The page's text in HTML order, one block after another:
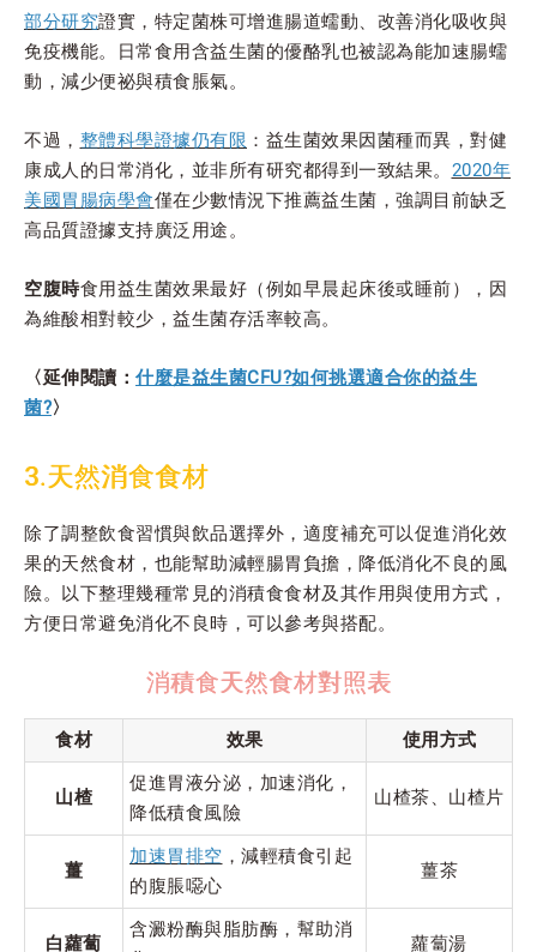
部分研究證實，特定菌株可增進腸道蠕動、改善消化吸收與
免疫機能。日常食用含益生菌的優酪乳也被認為能加速腸蠕
動，減少便祕與積食脹氣。
不過， 整體科學證據仍有限 ：益生菌效果因菌種而異，對健
康成人的日常消化，並非所有研究都得到一致結果。 2020年
美國胃腸病學會僅在少數情況下推薦益生菌，強調目前缺乏
高品質證據支持廣泛用途。
空腹時食用益生菌效果最好（例如早晨起床後或睡前），因
為維酸相對較少，益生菌存活率較高。
〈延伸閱讀： 什麼是益生菌CFU?如何挑選適合你的益生
菌?〉
3.天然消食食材
除了調整飲食習慣與飲品選擇外，適度補充可以促進消化效
果的天然食材，也能幫助減輕腸胃負擔，降低消化不良的風
險。以下整理幾種常見的消積食食材及其作用與使用方式，
方便日常避免消化不良時，可以參考與搭配。
消積食天然食材對照表
食材 效果 使用方式
山楂
促進胃液分泌，加速消化，
降低積食風險
山楂茶、山楂片
薑
加速胃排空 ，減輕積食引起
的腹脹噁心
薑茶
白蘿蔔
含澱粉酶與脂肪酶，幫助消
蘿蔔湯